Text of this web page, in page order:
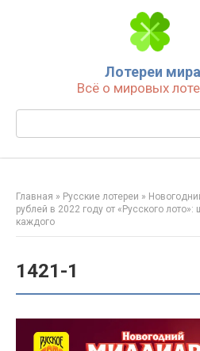
Лотереи мира
Всё о мировых
Поиск:
Главная » Русские лотереи »
рублей в 2022 году от «Русского
каждого
1421-1